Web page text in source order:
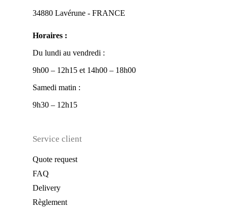
34880 Lavérune - FRANCE
Horaires :
Du lundi au vendredi :
9h00 – 12h15 et 14h00 – 18h00
Samedi matin :
9h30 – 12h15
Service client
Quote request
FAQ
Delivery
Règlement